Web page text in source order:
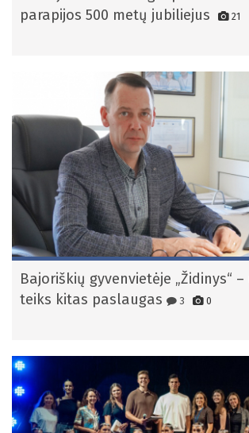
parapijos 500 metų jubiliejus
21
Bajoriškių gyvenvietėje „Židinys“
teiks kitas paslaugas
3 0